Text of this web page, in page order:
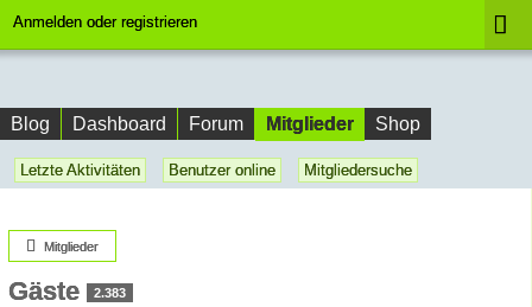
Anmelden oder registrieren
Blog Dashboard Forum Mitglieder Shop
Letzte Aktivitäten Benutzer online Mitgliedersuche
Mitglieder
Gäste 2.383